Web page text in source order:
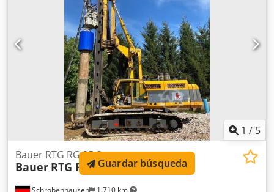
1 / 5
Bauer RTG RG 25 S
Bauer RTG RG 25 SGuardar búsqueda